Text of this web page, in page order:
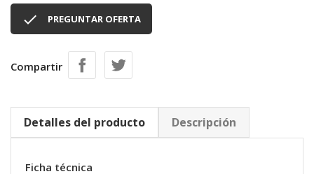
 PREGUNTAR OFERTA
Compartir
Detalles del producto Descripción
Ficha técnica